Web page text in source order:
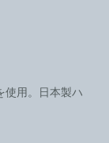
使用。日本製ハ